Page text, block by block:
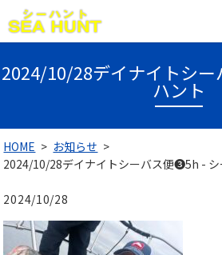
2024/10/28デイナイトシ
ハント
HOME
お知らせ
2024/10/28デイナイトシーバス便❸5h - シ
2024/10/28